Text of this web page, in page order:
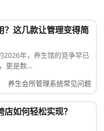
？这几款让管理变得简
2026年，养生馆的竞争早已
更是数...
养生会所管理系统常见问题
如何轻松实现？